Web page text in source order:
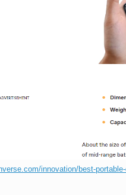
innovation/best-